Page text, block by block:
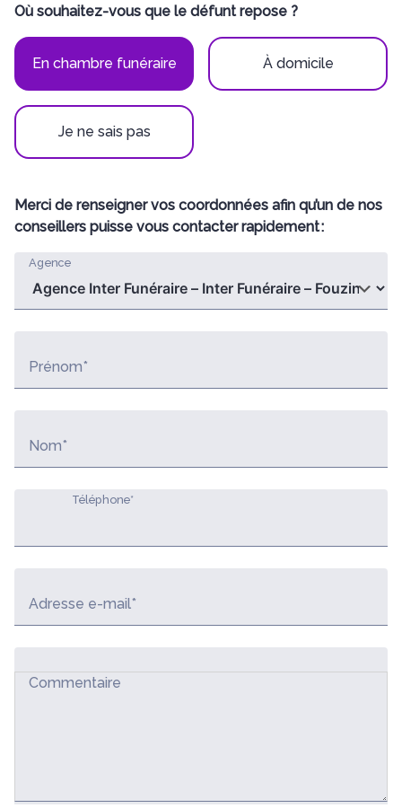
Où souhaitez-vous que le défunt repose ?
En chambre funéraire À domicile
Je ne sais pas
Merci de renseigner vos coordonnées afin qu’un de nos
conseillers puisse vous contacter rapidement :
Agence
Prénom*
Nom*
Téléphone*
Adresse e-mail*
Commentaire